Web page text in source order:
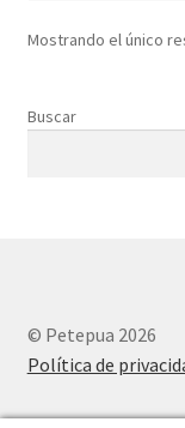
Mostrando el único
Buscar
© Petepua 2026
Política de